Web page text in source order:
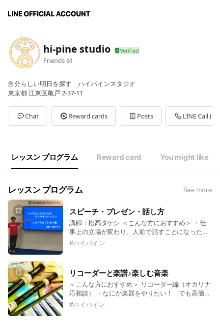
hi-pine studio
Friends61
自分らしい明日を探す ハイパインスタジオ
東京都 江東区亀戸 2-37-11
Chat Reward cards Posts LINE Call
レッスン プログラム Reward card You might like
レッスン プログラム See more
スピーチ・プレゼン・話し方
講師：松髙タケシ ＜こんな方におすすめ＞ ・仕
事上の立場が変わり、人前で話すことになった！
・習ったこともないし、そもそも話すことがが苦
ーズについていけない、、、 詳しくは、レッスン
ページへ
#ハイパイン
リコーダーと楽譜♪楽しむ音楽
＜こんな方におすすめ＞ リコーダー編（オカリナ
応相談） ・なにか楽器をやりたい！ でも高価な
楽器はすぐには、、、、 ・小学校で慣れ親しんだ
#ハイパイン